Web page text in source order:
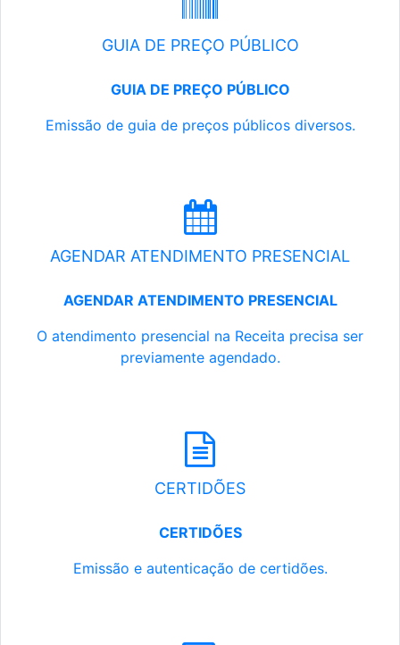
GUIA DE PREÇO PÚBLICO
GUIA DE PREÇO PÚBLICO
Emissão de guia de preços públicos diversos.
AGENDAR ATENDIMENTO PRESENCIAL
AGENDAR ATENDIMENTO PRESENCIAL
O atendimento presencial na Receita precisa ser
previamente agendado.
CERTIDÕES
CERTIDÕES
Emissão e autenticação de certidões.